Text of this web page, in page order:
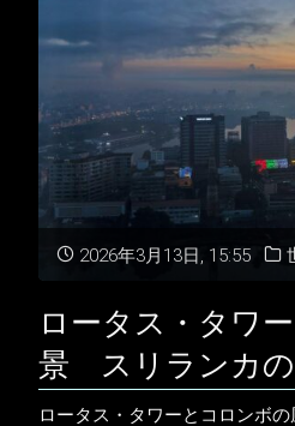
ェ
ガ
マ
リ
ラ
2026年3月13日, 15:55
ロータス・タワ
景 スリランカ
ロータス・タワーとコロンボ